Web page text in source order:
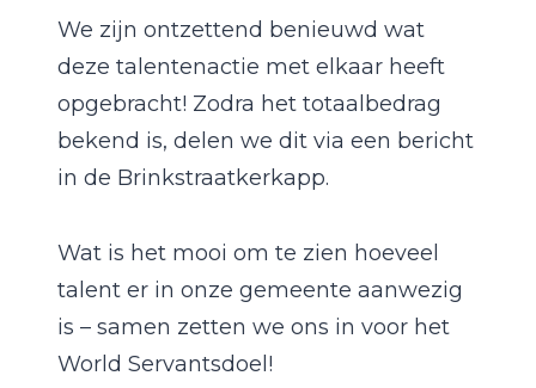
We zijn ontzettend benieuwd wat
deze talentenactie met elkaar heeft
opgebracht! Zodra het totaalbedrag
bekend is, delen we dit via een bericht
in de Brinkstraatkerkapp.
Wat is het mooi om te zien hoeveel
talent er in onze gemeente aanwezig
is – samen zetten we ons in voor het
World Servantsdoel!